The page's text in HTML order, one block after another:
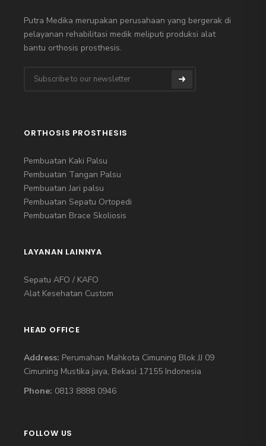
Putra Medika merupakan perusahaan yang bergerak di
pelayanan rehabilitasi medik meliputi produksi alat
bantu orthosis prosthesis.
ORTHOSIS PROSTHESIS
Pembuatan Kaki Palsu
Pembuatan Tangan Palsu
Pembuatan Jari palsu
Pembuatan Sepatu Ortopedi
Pembuatan Brace Skoliosis
LAYANAN LAINNYA
Sepatu AFO / KAFO
Alat Kesehatan Custom
HEAD OFFICE
Address: Perumahan Mahkota Cimuning Blok JJ 09
Cimuning Mustika jaya, Bekasi 17155 Indonesia
Phone: 0813 8888 0946
FOLLOW US